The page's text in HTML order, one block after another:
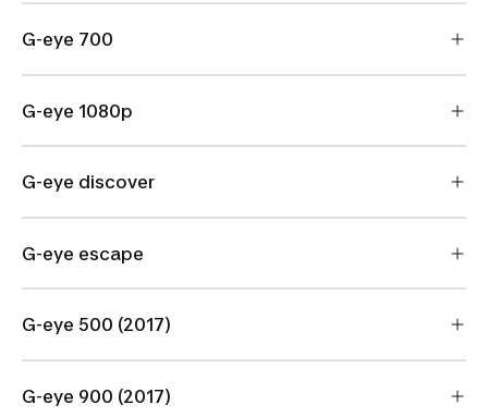
G-eye 700
G-eye 1080p
G-eye discover
G-eye escape
G-eye 500 (2017)
G-eye 900 (2017)